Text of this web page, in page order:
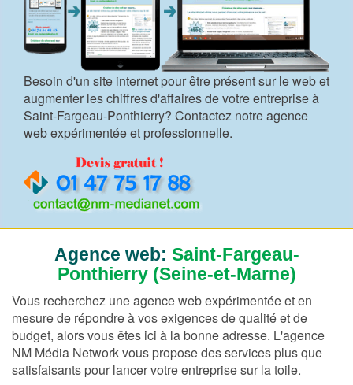
Besoin d'un site internet pour être présent sur le web et
augmenter les chiffres d'affaires de votre entreprise à
Saint-Fargeau-Ponthierry? Contactez notre agence
web expérimentée et professionnelle.
Agence web: Saint-Fargeau-
Ponthierry (Seine-et-Marne)
Vous recherchez une agence web expérimentée et en
mesure de répondre à vos exigences de qualité et de
budget, alors vous êtes ici à la bonne adresse. L'agence
NM Média Network vous propose des services plus que
satisfaisants pour lancer votre entreprise sur la toile.